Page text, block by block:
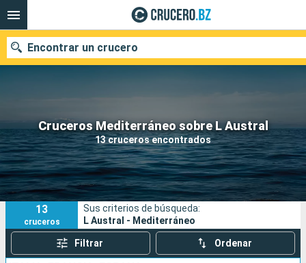
Cruceros Mediterráneo sobre L Austral
13 cruceros encontrados
Encontrar un crucero
Nuestros destinos
Fecha de salida
Puertos Compañías
Buscar
13
cruceros
Sus criterios de búsqueda:
L Austral - Mediterráneo
Filtrar Ordenar